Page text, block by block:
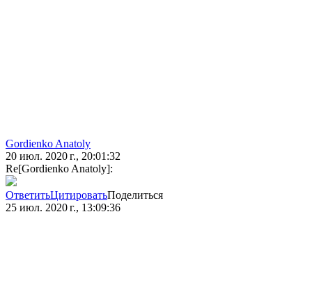
Gordienko Anatoly
20 июл. 2020 г., 20:01:32
Re[Gordienko Anatoly]:
ОтветитьЦитироватьПоделиться
25 июл. 2020 г., 13:09:36